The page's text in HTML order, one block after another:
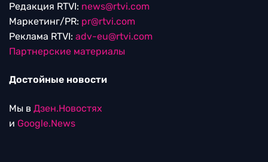
Редакция RTVI: news@rtvi.com
Маркетинг/PR: pr@rtvi.com
Реклама RTVI: adv-eu@rtvi.com
Партнерские материалы
Достойные новости
Мы в Дзен.Новостях
и Google.News